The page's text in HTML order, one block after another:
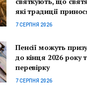
які традиції
7 СЕРПНЯ 2026
Пенсії можуть
до кінця 2026 року
перевірку
7 СЕРПНЯ 2026